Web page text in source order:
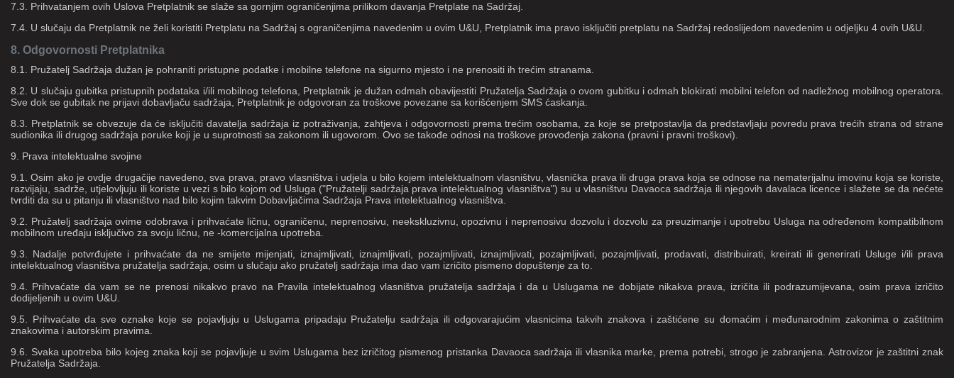
7.3. Prihvatanjem ovih Uslova Pretplatnik se slaže sa gornjim ograničenjima prilikom davanja Pretplate na Sadržaj.
7.4. U slučaju da Pretplatnik ne želi koristiti Pretplatu na Sadržaj s ograničenjima navedenim u ovim U&U, Pretplatnik ima pravo isključiti pretplatu na Sadržaj redoslijedom navedenim u odjeljku 4 ovih U&U.
8. Odgovornosti Pretplatnika
8.1. Pružatelj Sadržaja dužan je pohraniti pristupne podatke i mobilne telefone na sigurno mjesto i ne prenositi ih trećim stranama.
8.2. U slučaju gubitka pristupnih podataka i/ili mobilnog telefona, Pretplatnik je dužan odmah obavijestiti Pružatelja Sadržaja o ovom gubitku i odmah blokirati mobilni telefon od nadležnog mobilnog operatora.
Sve dok se gubitak ne prijavi dobavljaču sadržaja, Pretplatnik je odgovoran za troškove povezane sa korišćenjem SMS ćaskanja.
8.3. Pretplatnik se obvezuje da će isključiti davatelja sadržaja iz potraživanja, zahtjeva i odgovornosti prema trećim osobama, za koje se pretpostavlja da predstavljaju povredu prava trećih strana od strane
sudionika ili drugog sadržaja poruke koji je u suprotnosti sa zakonom ili ugovorom. Ovo se takođe odnosi na troškove provođenja zakona (pravni i pravni troškovi).
9. Prava intelektualne svojine
9.1. Osim ako je ovdje drugačije navedeno, sva prava, pravo vlasništva i udjela u bilo kojem intelektualnom vlasništvu, vlasnička prava ili druga prava koja se odnose na nematerijalnu imovinu koja se koriste,
razvijaju, sadrže, utjelovljuju ili koriste u vezi s bilo kojom od Usluga ("Pružatelji sadržaja prava intelektualnog vlasništva") su u vlasništvu Davaoca sadržaja ili njegovih davalaca licence i slažete se da nećete
tvrditi da su u pitanju ili vlasništvo nad bilo kojim takvim Dobavljačima Sadržaja Prava intelektualnog vlasništva.
9.2. Pružatelj sadržaja ovime odobrava i prihvaćate ličnu, ograničenu, neprenosivu, neekskluzivnu, opozivnu i neprenosivu dozvolu i dozvolu za preuzimanje i upotrebu Usluga na određenom kompatibilnom
mobilnom uređaju isključivo za svoju ličnu, ne -komercijalna upotreba.
9.3. Nadalje potvrđujete i prihvaćate da ne smijete mijenjati, iznajmljivati, iznajmljivati, pozajmljivati, iznajmljivati, pozajmljivati, pozajmljivati, prodavati, distribuirati, kreirati ili generirati Usluge i/ili prava
intelektualnog vlasništva pružatelja sadržaja, osim u slučaju ako pružatelj sadržaja ima dao vam izričito pismeno dopuštenje za to.
9.4. Prihvaćate da vam se ne prenosi nikakvo pravo na Pravila intelektualnog vlasništva pružatelja sadržaja i da u Uslugama ne dobijate nikakva prava, izričita ili podrazumijevana, osim prava izričito
dodijeljenih u ovim U&U.
9.5. Prihvaćate da sve oznake koje se pojavljuju u Uslugama pripadaju Pružatelju sadržaja ili odgovarajućim vlasnicima takvih znakova i zaštićene su domaćim i međunarodnim zakonima o zaštitnim
znakovima i autorskim pravima.
9.6. Svaka upotreba bilo kojeg znaka koji se pojavljuje u svim Uslugama bez izričitog pismenog pristanka Davaoca sadržaja ili vlasnika marke, prema potrebi, strogo je zabranjena. Astrovizor je zaštitni znak
Pružatelja Sadržaja.